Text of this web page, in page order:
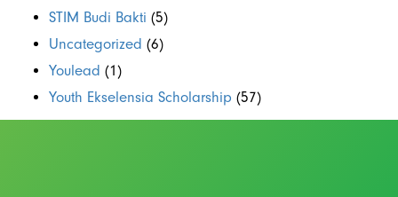
STIM Budi Bakti (5)
Uncategorized (6)
Youlead (1)
Youth Ekselensia Scholarship (57)